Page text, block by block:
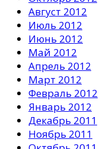
Август 2012
Июль 2012
Июнь 2012
Май 2012
Апрель 2012
Март 2012
Февраль 2012
Январь 2012
Декабрь 2011
Ноябрь 2011